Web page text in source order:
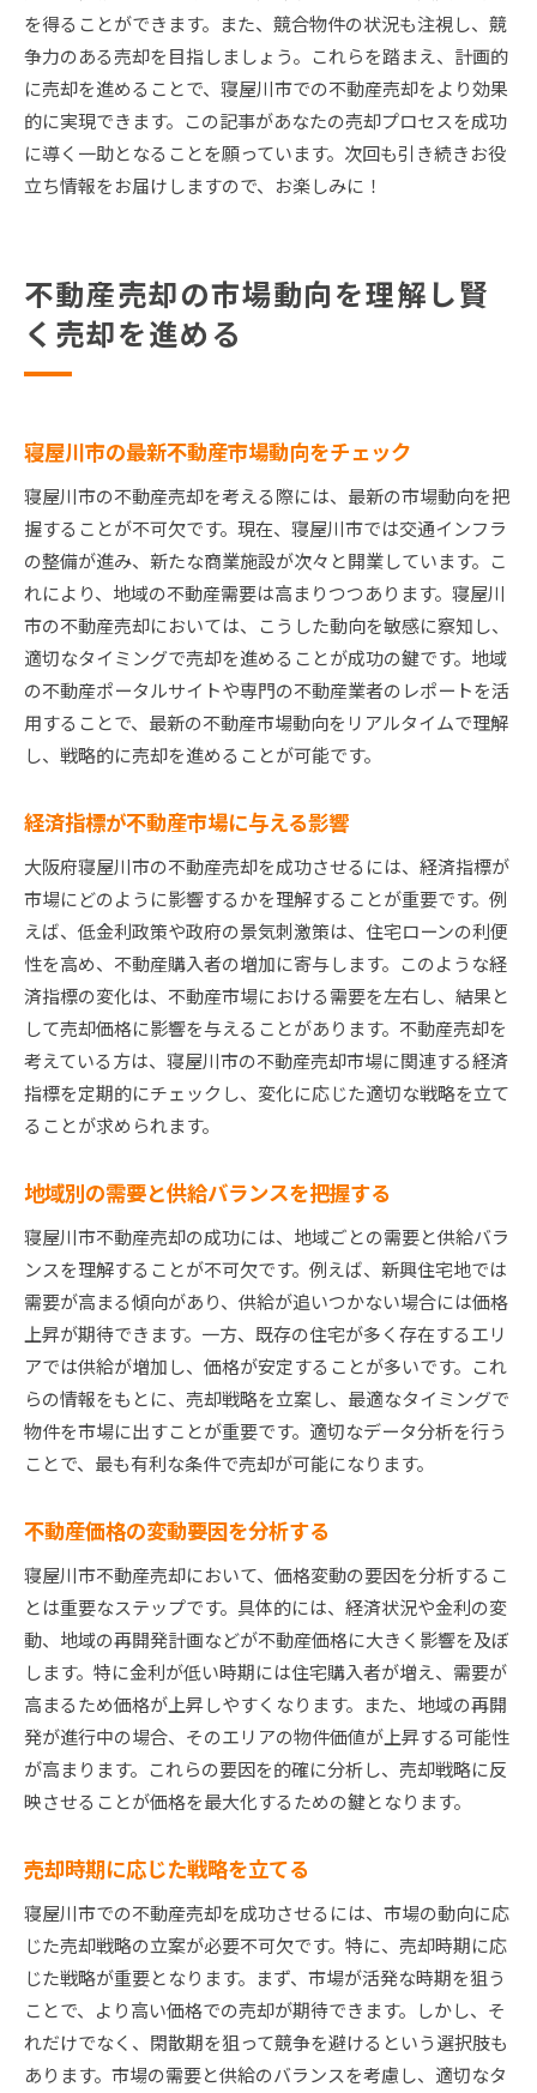
を得ることができます。また、競合物件の状況も注視し、競
争力のある売却を目指しましょう。これらを踏まえ、計画的
に売却を進めることで、寝屋川市での不動産売却をより効果
的に実現できます。この記事があなたの売却プロセスを成功
に導く一助となることを願っています。次回も引き続きお役
立ち情報をお届けしますので、お楽しみに！
不動産売却の市場動向を理解し賢
く売却を進める
寝屋川市の最新不動産市場動向をチェック
寝屋川市の不動産売却を考える際には、最新の市場動向を把
握することが不可欠です。現在、寝屋川市では交通インフラ
の整備が進み、新たな商業施設が次々と開業しています。こ
れにより、地域の不動産需要は高まりつつあります。寝屋川
市の不動産売却においては、こうした動向を敏感に察知し、
適切なタイミングで売却を進めることが成功の鍵です。地域
の不動産ポータルサイトや専門の不動産業者のレポートを活
用することで、最新の不動産市場動向をリアルタイムで理解
し、戦略的に売却を進めることが可能です。
経済指標が不動産市場に与える影響
大阪府寝屋川市の不動産売却を成功させるには、経済指標が
市場にどのように影響するかを理解することが重要です。例
えば、低金利政策や政府の景気刺激策は、住宅ローンの利便
性を高め、不動産購入者の増加に寄与します。このような経
済指標の変化は、不動産市場における需要を左右し、結果と
して売却価格に影響を与えることがあります。不動産売却を
考えている方は、寝屋川市の不動産売却市場に関連する経済
指標を定期的にチェックし、変化に応じた適切な戦略を立て
ることが求められます。
地域別の需要と供給バランスを把握する
寝屋川市不動産売却の成功には、地域ごとの需要と供給バラ
ンスを理解することが不可欠です。例えば、新興住宅地では
需要が高まる傾向があり、供給が追いつかない場合には価格
上昇が期待できます。一方、既存の住宅が多く存在するエリ
アでは供給が増加し、価格が安定することが多いです。これ
らの情報をもとに、売却戦略を立案し、最適なタイミングで
物件を市場に出すことが重要です。適切なデータ分析を行う
ことで、最も有利な条件で売却が可能になります。
不動産価格の変動要因を分析する
寝屋川市不動産売却において、価格変動の要因を分析するこ
とは重要なステップです。具体的には、経済状況や金利の変
動、地域の再開発計画などが不動産価格に大きく影響を及ぼ
します。特に金利が低い時期には住宅購入者が増え、需要が
高まるため価格が上昇しやすくなります。また、地域の再開
発が進行中の場合、そのエリアの物件価値が上昇する可能性
が高まります。これらの要因を的確に分析し、売却戦略に反
映させることが価格を最大化するための鍵となります。
売却時期に応じた戦略を立てる
寝屋川市での不動産売却を成功させるには、市場の動向に応
じた売却戦略の立案が必要不可欠です。特に、売却時期に応
じた戦略が重要となります。まず、市場が活発な時期を狙う
ことで、より高い価格での売却が期待できます。しかし、そ
れだけでなく、閑散期を狙って競争を避けるという選択肢も
あります。市場の需要と供給のバランスを考慮し、適切なタ